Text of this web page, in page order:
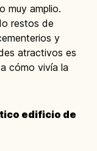
muy amplio.
restos de
y
atractivos es
cómo vivía la
edificio de